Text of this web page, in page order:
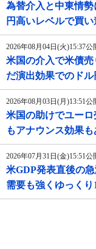
為替介入と中東情
円高いレベルで買
2026年08月04日(火)15:37公
米国の介入で米債
だ演出効果でのド
2026年08月03日(月)13:51公
米国の助けでユー
もアナウンス効果
2026年07月31日(金)15:51公
米GDP発表直後の
需要も強くゆっく